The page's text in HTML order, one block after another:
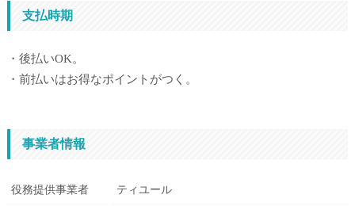
支払時期
・後払いOK。
・前払いはお得なポイントがつく。
事業者情報
役務提供事業者 ティユール